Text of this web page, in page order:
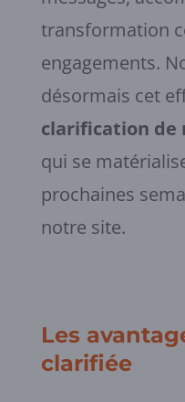
transformation
engagements.
désormais cet
clarification
qui se
prochaines
notre site.
Les
clarifiée